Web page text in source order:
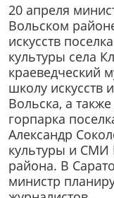
20 апреля
Вольском
искусств
культуры села
краеведческий
школу искусств
Вольска, а
горпарка
Александр
культуры и СМИ
района. В
министр